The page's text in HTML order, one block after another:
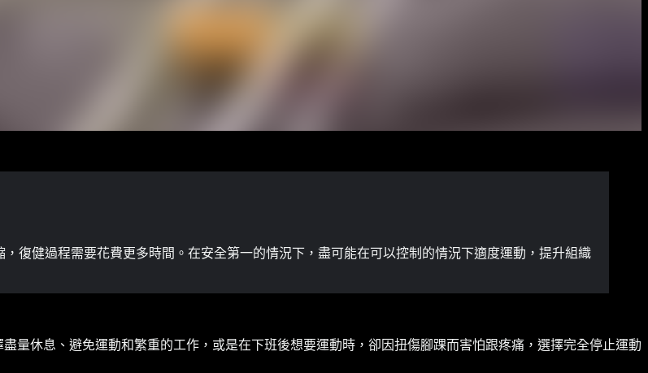
復健過程需要花費更多時間。在安全第一的情況下，盡可能在可以控制的情況下適度運動，提升組織
量休息、避免運動和繁重的工作，或是在下班後想要運動時，卻因扭傷腳踝而害怕跟疼痛，選擇完全停止運動